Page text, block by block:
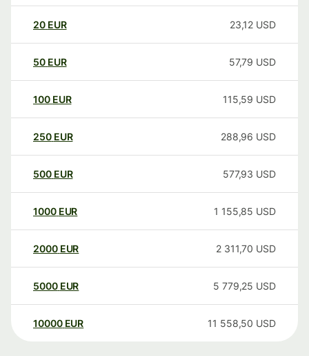
20 EUR 23,12 USD
50 EUR 57,79 USD
100 EUR 115,59 USD
250 EUR 288,96 USD
500 EUR 577,93 USD
1000 EUR 1 155,85 USD
2000 EUR 2 311,70 USD
5000 EUR 5 779,25 USD
10000 EUR 11 558,50 USD